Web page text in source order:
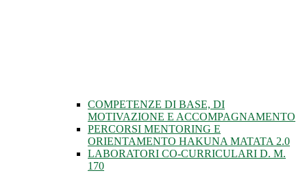
COMPETENZE DI BASE, DI
MOTIVAZIONE E ACCOMPAGNAMENTO
PERCORSI MENTORING E
ORIENTAMENTO HAKUNA MATATA 2.0
LABORATORI CO-CURRICULARI D. M.
170